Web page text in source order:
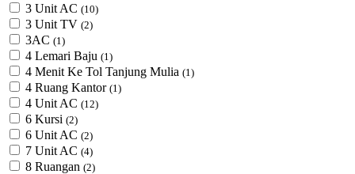
3 Unit AC (10)
3 Unit TV (2)
3AC (1)
4 Lemari Baju (1)
4 Menit Ke Tol Tanjung Mulia (1)
4 Ruang Kantor (1)
4 Unit AC (12)
6 Kursi (2)
6 Unit AC (2)
7 Unit AC (4)
8 Ruangan (2)